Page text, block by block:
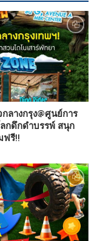
ลางกรุง@ศูนย์การ
กดึกดำบรรพ์ สนุก
ฟรี!!